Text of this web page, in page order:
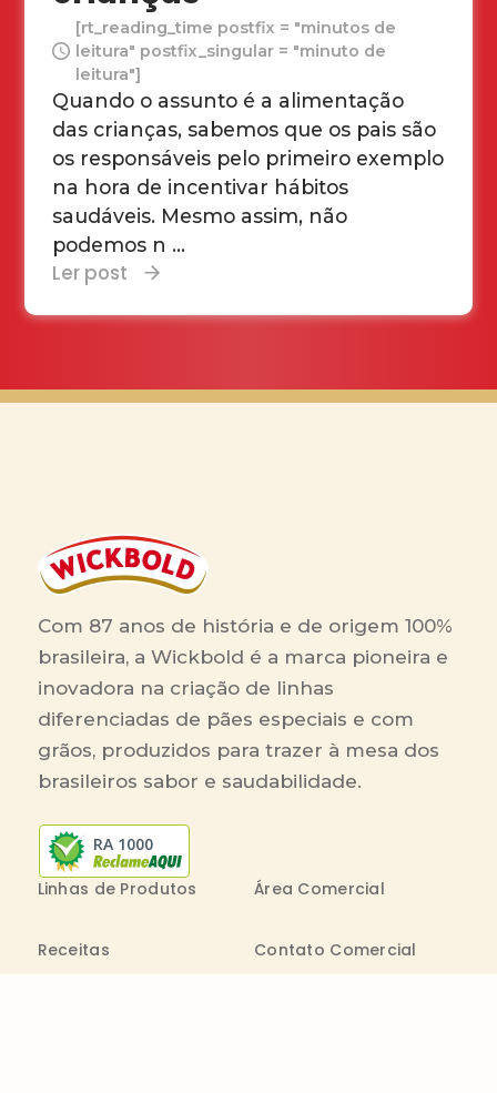
[rt_reading_time postfix = "minutos de
leitura" postfix_singular = "minuto de
leitura"]
Quando o assunto é a alimentação
das crianças, sabemos que os pais são
os responsáveis pelo primeiro exemplo
na hora de incentivar hábitos
saudáveis. Mesmo assim, não
podemos n ...
Ler post
Com 87 anos de história e de origem 100%
brasileira, a Wickbold é a marca pioneira e
inovadora na criação de linhas
diferenciadas de pães especiais e com
grãos, produzidos para trazer à mesa dos
brasileiros sabor e saudabilidade.
RA 1000
Linhas de Produtos Área Comercial
Receitas Contato Comercial